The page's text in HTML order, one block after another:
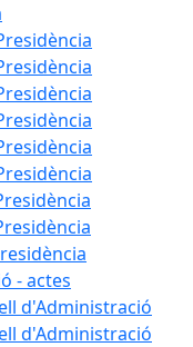
- actes
d'Administració
d'Administració